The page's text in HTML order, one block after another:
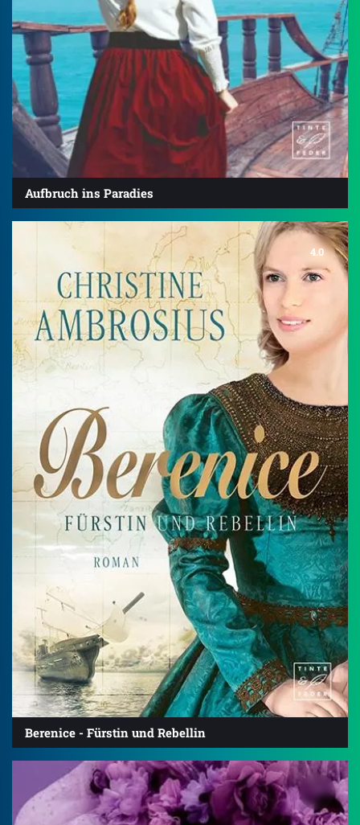
Aufbruch ins Paradies
4.0
Berenice - Fürstin und Rebellin